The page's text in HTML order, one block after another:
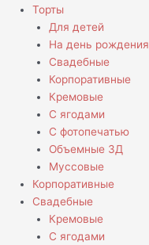
Торты
Для детей
На день рождения
Свадебные
Корпоративные
Кремовые
С ягодами
С фотопечатью
Объемные 3Д
Муссовые
Корпоративные
Свадебные
Кремовые
С ягодами